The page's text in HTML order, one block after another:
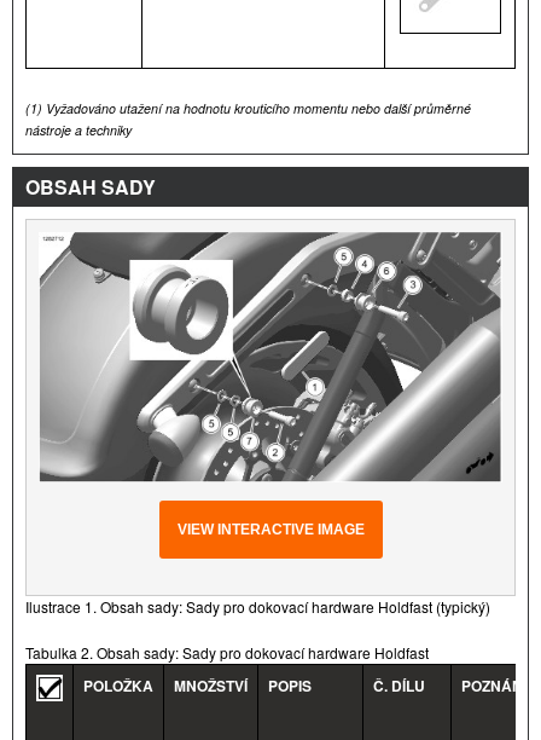
(1) Vyžadováno utažení na hodnotu krouticího momentu nebo další průměrné
nástroje a techniky
OBSAH SADY
VIEW INTERACTIVE IMAGE
Ilustrace 1. Obsah sady: Sady pro dokovací hardware Holdfast (typický)
Tabulka 2. Obsah sady: Sady pro dokovací hardware Holdfast
POLOŽKA MNOŽSTVÍ POPIS Č. DÍLU